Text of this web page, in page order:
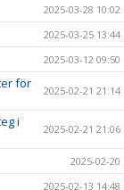
2025-03-28 10:02
2025-03-25 13:44
2025-03-12 09:50
för
2025-02-21 21:14
i
2025-02-21 21:06
2025-02-20
2025-02-13 14:48